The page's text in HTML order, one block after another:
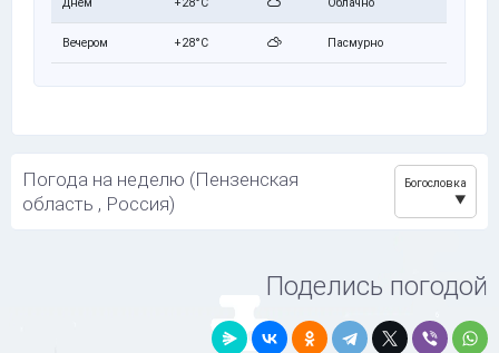
Вечером +28°C Пасмурно
Погода на неделю (Пензенская
область , Россия)
Богословка
Поделись погодой